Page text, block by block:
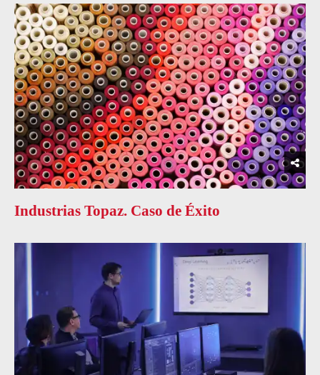
Industrias Topaz. Caso de Éxito